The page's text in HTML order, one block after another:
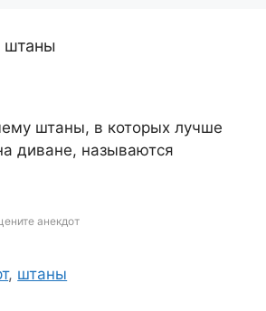
штаны
штаны, в которых лучше
диване, называются
анекдот
, штаны